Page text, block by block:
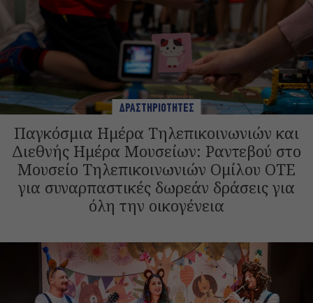
ΔΡΑΣΤΗΡΙΟΤΗΤΕΣ
Παγκόσμια Ημέρα Τηλεπικοινωνιών και
Διεθνής Ημέρα Μουσείων: Ραντεβού στο
Μουσείο Τηλεπικοινωνιών Ομίλου ΟΤΕ
για συναρπαστικές δωρεάν δράσεις για
όλη την οικογένεια